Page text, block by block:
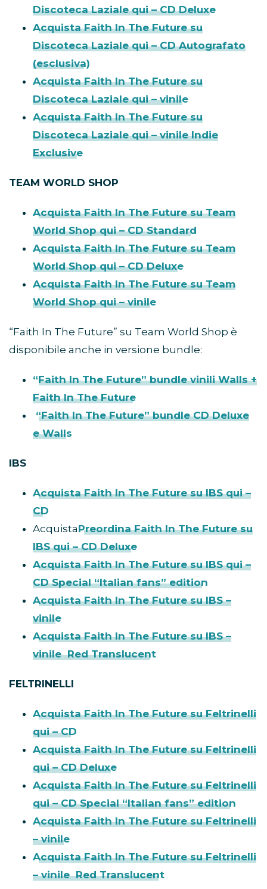
Discoteca Laziale qui – CD Deluxe
Acquista Faith In The Future su
Discoteca Laziale qui – CD Autografato
(esclusiva)
Acquista Faith In The Future su
Discoteca Laziale qui – vinile
Acquista Faith In The Future su
Discoteca Laziale qui – vinile Indie
Exclusive
TEAM WORLD SHOP
Acquista Faith In The Future su Team
World Shop qui – CD Standard
Acquista Faith In The Future su Team
World Shop qui – CD Deluxe
Acquista Faith In The Future su Team
World Shop qui – vinile
“Faith In The Future” su Team World Shop è
disponibile anche in versione bundle:
“Faith In The Future” bundle vinili Walls +
Faith In The Future
“Faith In The Future” bundle CD Deluxe
e Walls
IBS
Acquista Faith In The Future su IBS qui –
CD
AcquistaPreordina Faith In The Future su
IBS qui – CD Deluxe
Acquista Faith In The Future su IBS qui –
CD Special “Italian fans” edition
Acquista Faith In The Future su IBS –
vinile
Acquista Faith In The Future su IBS –
vinile Red Translucent
FELTRINELLI
Acquista Faith In The Future su Feltrinelli
qui – CD
Acquista Faith In The Future su Feltrinelli
qui – CD Deluxe
Acquista Faith In The Future su Feltrinelli
qui – CD Special “Italian fans” edition
Acquista Faith In The Future su Feltrinelli
– vinile
Acquista Faith In The Future su Feltrinelli
– vinile Red Translucent